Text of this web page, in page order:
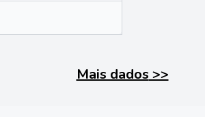
Mais dados >>